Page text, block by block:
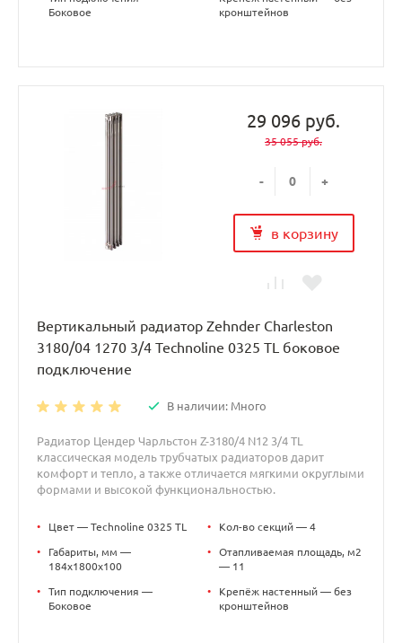
Боковое
кронштейнов
29 096 руб.
35 055 руб.
- +
в корзину
Вертикальный радиатор Zehnder Charleston
3180/04 1270 3/4 Technoline 0325 TL боковое
подключение
В наличии: Много
Радиатор Цендер Чарльстон Z-3180/4 N12 3/4 TL
классическая модель трубчатых радиаторов дарит
комфорт и тепло, а также отличается мягкими округлыми
формами и высокой функциональностью.
• Цвет — Technoline 0325 TL
•
Габариты, мм —
184x1800x100
•
Тип подключения —
Боковое
• Кол-во секций — 4
•
Отапливаемая площадь, м2
— 11
•
Крепёж настенный — без
кронштейнов